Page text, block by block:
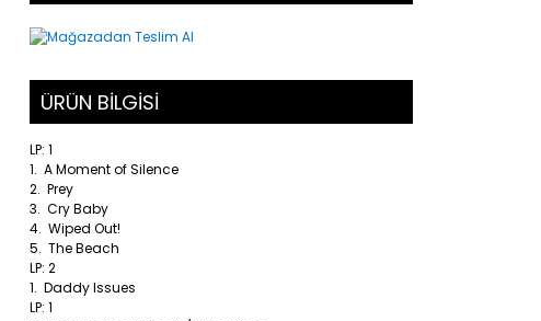
ÜRÜN BİLGİSİ
LP: 1
1. A Moment of Silence
2. Prey
3. Cry Baby
4. Wiped Out!
5. The Beach
LP: 2
1. Daddy Issues
LP: 1